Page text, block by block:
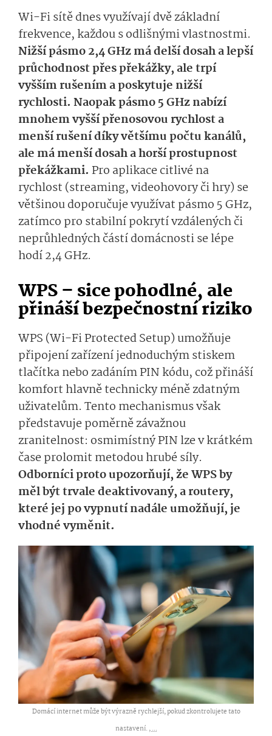
Wi-Fi sítě dnes využívají dvě základní
frekvence, každou s odlišnými vlastnostmi.
Nižší pásmo 2,4 GHz má delší dosah a lepší
průchodnost přes překážky, ale trpí
vyšším rušením a poskytuje nižší
rychlosti. Naopak pásmo 5 GHz nabízí
mnohem vyšší přenosovou rychlost a
menší rušení díky většímu počtu kanálů,
ale má menší dosah a horší prostupnost
překážkami. Pro aplikace citlivé na
rychlost (streaming, videohovory či hry) se
většinou doporučuje využívat pásmo 5 GHz,
zatímco pro stabilní pokrytí vzdálených či
neprůhledných částí domácnosti se lépe
hodí 2,4 GHz.
WPS – sice pohodlné, ale
přináší bezpečnostní riziko
WPS (Wi-Fi Protected Setup) umožňuje
připojení zařízení jednoduchým stiskem
tlačítka nebo zadáním PIN kódu, což přináší
komfort hlavně technicky méně zdatným
uživatelům. Tento mechanismus však
představuje poměrně závažnou
zranitelnost: osmimístný PIN lze v krátkém
čase prolomit metodou hrubé síly.
Odborníci proto upozorňují, že WPS by
měl být trvale deaktivovaný, a routery,
které jej po vypnutí nadále umožňují, je
vhodné vyměnit.
Domácí internet může být výrazně rychlejší, pokud zkontrolujete tato
nastavení. ,...